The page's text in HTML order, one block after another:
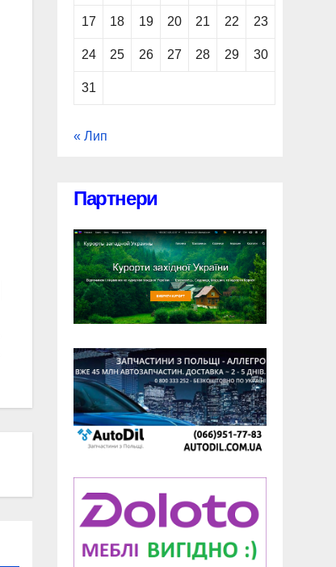
17 18 19 20 21 22 23
24 25 26 27 28 29 30
31
« Лип
Партнери